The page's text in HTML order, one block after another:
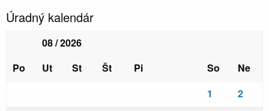
Úradný kalendár
08 / 2026
Po
Ut St Št Pi So
Ne
1
2